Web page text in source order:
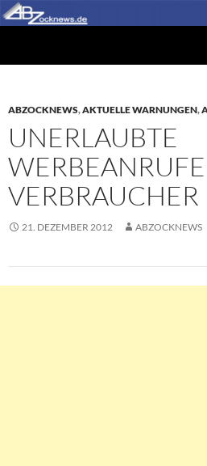
Zum
Inhalt
ABZOCKNEWS,AKTUELLE WARNUNGEN,
UNERLAUBTE
VERBRAUCHER
21. DEZEMBER 2012 ABZOCKNEWS